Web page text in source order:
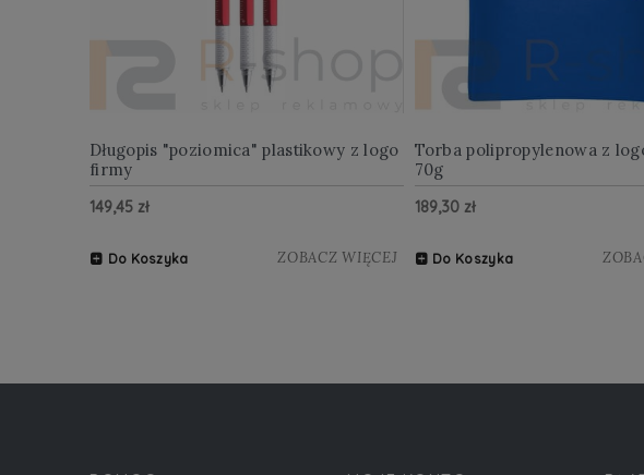
Długopis "poziomica" plastikowy z logo
firmy
149,45 zł
Do Koszyka ZOBACZ WIĘCEJ
Torba polipropylenowa z
70g
189,30 zł
Do Koszyka